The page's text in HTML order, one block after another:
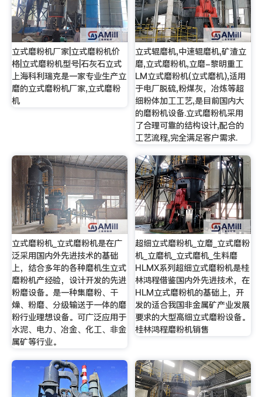
立式磨粉机厂家|立式磨粉机价
格|立式磨粉机型号|石灰石立式
上海科利瑞克是一家专业生产立
磨的立式磨粉机厂家,立式磨粉
机
立式辊磨机,中速辊磨机,矿渣立
磨,立式磨粉机,立磨-黎明重工
LM立式磨粉机(立式磨机),适用
于电厂脱硫,粉煤灰，冶炼等超
细粉体加工工艺,是目前国内大
的磨粉机设备.立式磨粉机采用
了合理可靠的结构设计,配合的
工艺流程,完全满足客户需求.
立式磨粉机_立式磨粉机是在广
泛采用国内外先进技术的基础
上，结合多年的各种磨机生立式
磨粉机产经验，设计开发的先进
粉磨设备。是一种集磨粉、干
燥、粉磨、分级输送于一体的磨
粉行业理想设备。可广泛应用于
水泥、电力、冶金、化工、非金
属矿等行业。
超细立式磨粉机_立磨_立式磨粉
机_立磨机_立式磨机_生料磨
HLMX系列超细立式磨粉机是桂
林鸿程借鉴国内外先进技术，在
HLM立式磨粉机的基础上，开
发的适合我国非金属矿产业发展
要求的大型高细立式磨粉设备。
桂林鸿程磨粉机销售